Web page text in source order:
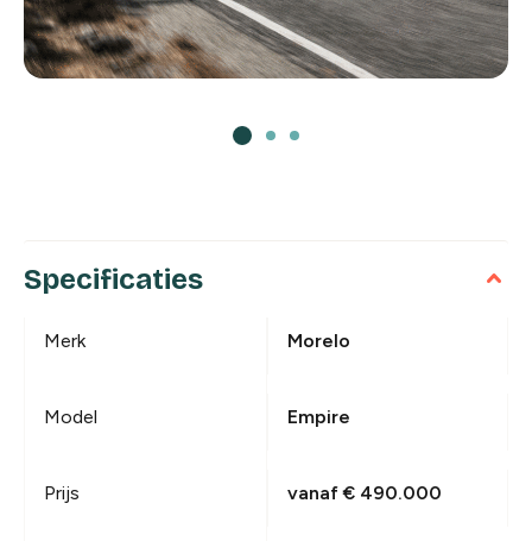
Specificaties
Merk Morelo
Model Empire
Prijs vanaf € 490.000